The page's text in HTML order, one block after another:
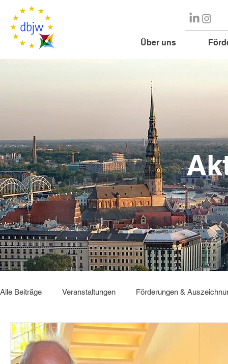
Über uns
Alle Beiträge Veranstaltungen Förderungen &
Sonstiges GBC2025 Deutsch Verbindet